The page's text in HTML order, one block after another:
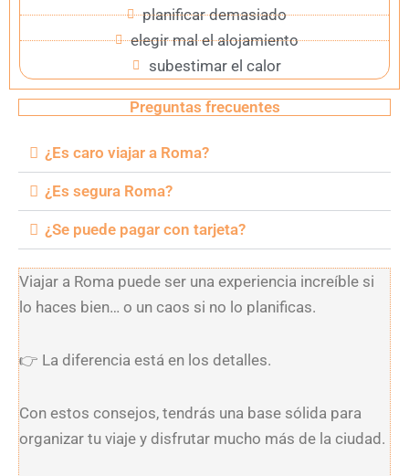
planificar demasiado
elegir mal el alojamiento
subestimar el calor
Preguntas frecuentes
¿Es caro viajar a Roma?
¿Es segura Roma?
¿Se puede pagar con tarjeta?
Viajar a Roma puede ser una experiencia increíble si
lo haces bien… o un caos si no lo planificas.
👉 La diferencia está en los detalles.
Con estos consejos, tendrás una base sólida para
organizar tu viaje y disfrutar mucho más de la ciudad.